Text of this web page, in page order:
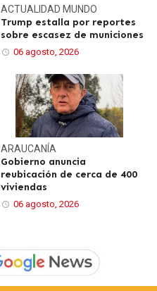
ACTUALIDAD MUNDO
Trump estalla por reportes
sobre escasez de municiones
06 agosto, 2026
ARAUCANÍA
Gobierno anuncia
reubicación de cerca de 400
viviendas
06 agosto, 2026